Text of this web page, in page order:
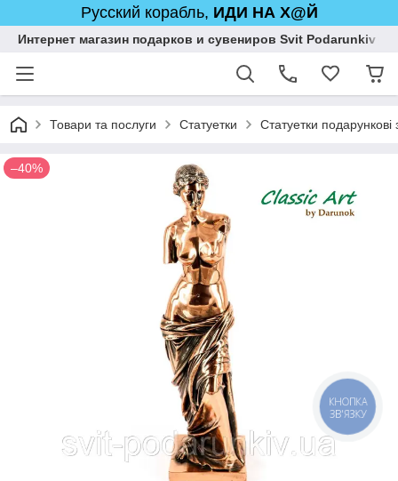
Русский корабль, ИДИ НА Х@Й
Интернет магазин подарков и сувениров Svit Podarunkiv
Товари та послуги Статуетки Статуетки подарункові
–40%
КНОПКА
ЗВ'ЯЗКУ